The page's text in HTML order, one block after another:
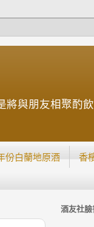
與朋友相聚酌
份白蘭地原酒 香
酒友社